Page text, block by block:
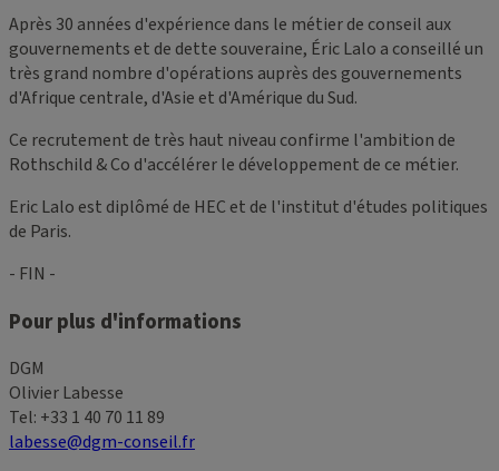
Après 30 années d'expérience dans le métier de conseil aux
gouvernements et de dette souveraine, Éric Lalo a conseillé un
très grand nombre d'opérations auprès des gouvernements
d'Afrique centrale, d'Asie et d'Amérique du Sud.
Ce recrutement de très haut niveau confirme l'ambition de
Rothschild & Co d'accélérer le développement de ce métier.
Eric Lalo est diplômé de HEC et de l'institut d'études politiques
de Paris.
- FIN -
Pour plus d'informations
DGM
Olivier Labesse
Tel: +33 1 40 70 11 89
labesse@dgm-conseil.fr